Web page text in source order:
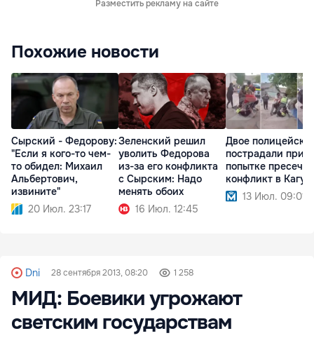
Разместить рекламу на сайте
Похожие новости
Сырский - Федорову:
"Если я кого-то чем-
то обидел: Михаил
Альбертович,
извините"
20 Июл. 23:17
Зеленский решил
уволить Федорова
из-за его конфликта
с Сырским: Надо
менять обоих
16 Июл. 12:45
Двое
пострадали при
попытке пресечь
конфликт в
13 Июл. 09:01
Dni 28 сентября 2013, 08:20 1 258
МИД: Боевики угрожают
светским государствам